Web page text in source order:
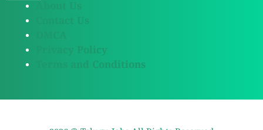
Privacy Policy
Terms and Conditions